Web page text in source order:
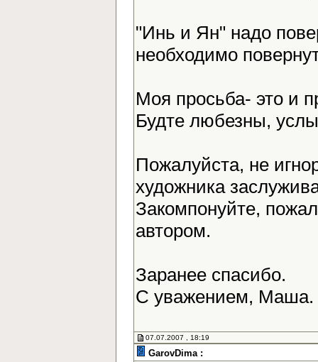
"Инь и Ян" надо
необходимо
Моя просьба- это и
Будте любезны,
Пожалуйста, не
художника
Закомпонуйте,
автором.
Заранее спасибо.
С уважением, Маша.
07.07.2007 , 18:19
GarovDima :